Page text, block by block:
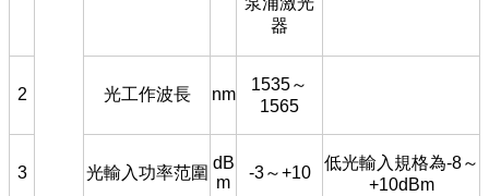
器
2 光工作波長 nm
1535～
1565
3 光輸入功率范圍
dB
m
-3～+10
低光輸入規格為-8～
+10dBm